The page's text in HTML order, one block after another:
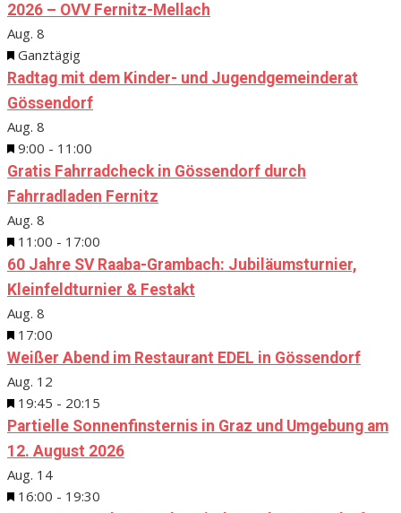
2026 – OVV Fernitz-Mellach
Aug. 8
Hervorgehoben
Ganztägig
Radtag mit dem Kinder- und Jugendgemeinderat
Gössendorf
Aug. 8
Hervorgehoben
9:00 - 11:00
Gratis Fahrradcheck in Gössendorf durch
Fahrradladen Fernitz
Aug. 8
Hervorgehoben
11:00 - 17:00
60 Jahre SV Raaba-Grambach: Jubiläumsturnier,
Kleinfeldturnier & Festakt
Aug. 8
Hervorgehoben
17:00
Weißer Abend im Restaurant EDEL in Gössendorf
Aug. 12
Hervorgehoben
19:45 - 20:15
Partielle Sonnenfinsternis in Graz und Umgebung am
12. August 2026
Aug. 14
Hervorgehoben
16:00 - 19:30